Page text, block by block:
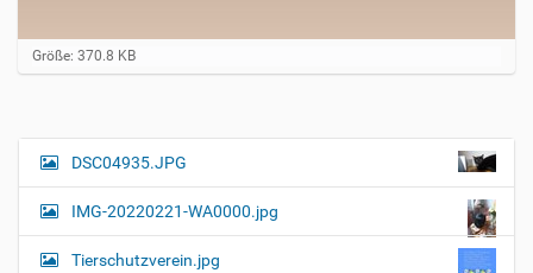
Z
e
e
i
Größe: 370.8 KB
N
i
DSC04935.JPG
IMG-20220221-WA0000.jpg
Tierschutzverein.jpg